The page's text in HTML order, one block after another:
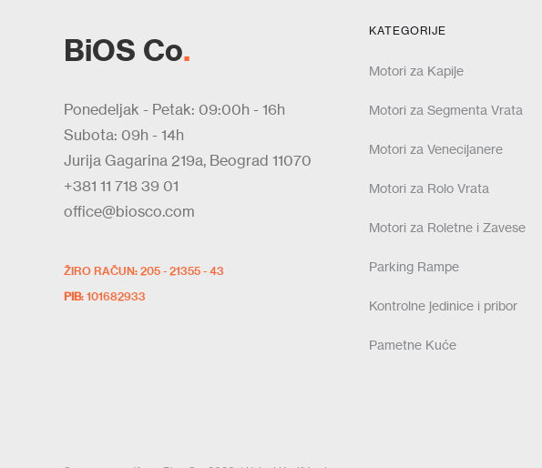
BiOS Co.
Ponedeljak - Petak: 09:00h - 16h
Subota: 09h - 14h
Jurija Gagarina 219a, Beograd 11070
+381 11 718 39 01
office@biosco.com
ŽIRO RAČUN: 205 - 21355 - 43
PIB: 101682933
KATEGORIJE
Motori za Kapije
Motori za Segmenta Vrata
Motori za Venecijanere
Motori za Rolo Vrata
Motori za Roletne i Zavese
Parking Rampe
Kontrolne jedinice i pribor
Pametne Kuće